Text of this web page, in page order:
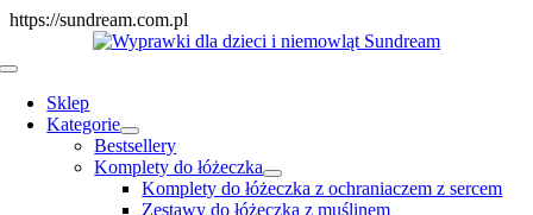
https://sundream.com.pl
to
Toggle
Navigation
Sklep
Kategorie
Bestsellery
Komplety do łóżeczka
Komplety do łóżeczka z ochraniaczem z sercem
Zestawy do łóżeczka z muślinem